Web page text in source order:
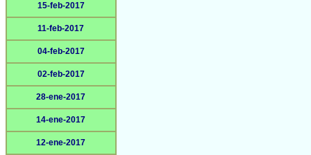
15-feb-2017
11-feb-2017
04-feb-2017
02-feb-2017
28-ene-2017
14-ene-2017
12-ene-2017